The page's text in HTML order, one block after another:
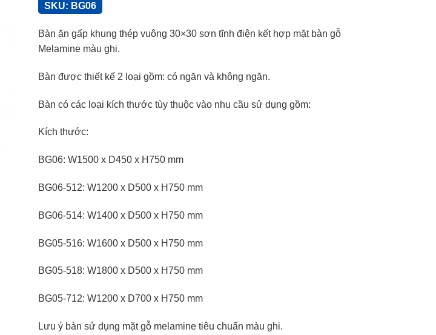
SKU: BG06
Bàn ăn gấp khung thép vuông 30×30 sơn tĩnh điện kết hợp mặt bàn gỗ
Melamine màu ghi.
Bàn được thiết kế 2 loại gồm: có ngăn và không ngăn.
Bàn có các loại kích thước tùy thuộc vào nhu cầu sử dụng gồm:
Kích thước:
BG06: W1500 x D450 x H750 mm
BG06-512: W1200 x D500 x H750 mm
BG06-514: W1400 x D500 x H750 mm
BG05-516: W1600 x D500 x H750 mm
BG05-518: W1800 x D500 x H750 mm
BG05-712: W1200 x D700 x H750 mm
Lưu ý bàn sử dụng mặt gỗ melamine tiêu chuẩn màu ghi.